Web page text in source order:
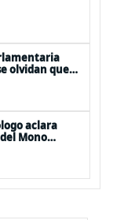
olvidan que
aclara